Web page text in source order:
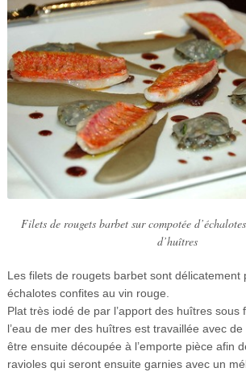
Filets de rougets barbet sur compotée
d’huîtres
Les filets de rougets barbet sont délicatement
échalotes confites au vin rouge.
Plat très iodé de par l’apport des huîtres sous
l’eau de mer des huîtres est travaillée avec de
être ensuite découpée à l’emporte pièce afin
ravioles qui seront ensuite garnies avec un